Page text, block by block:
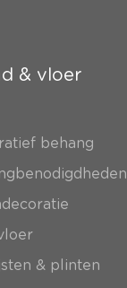
& vloer
behang
& plinten